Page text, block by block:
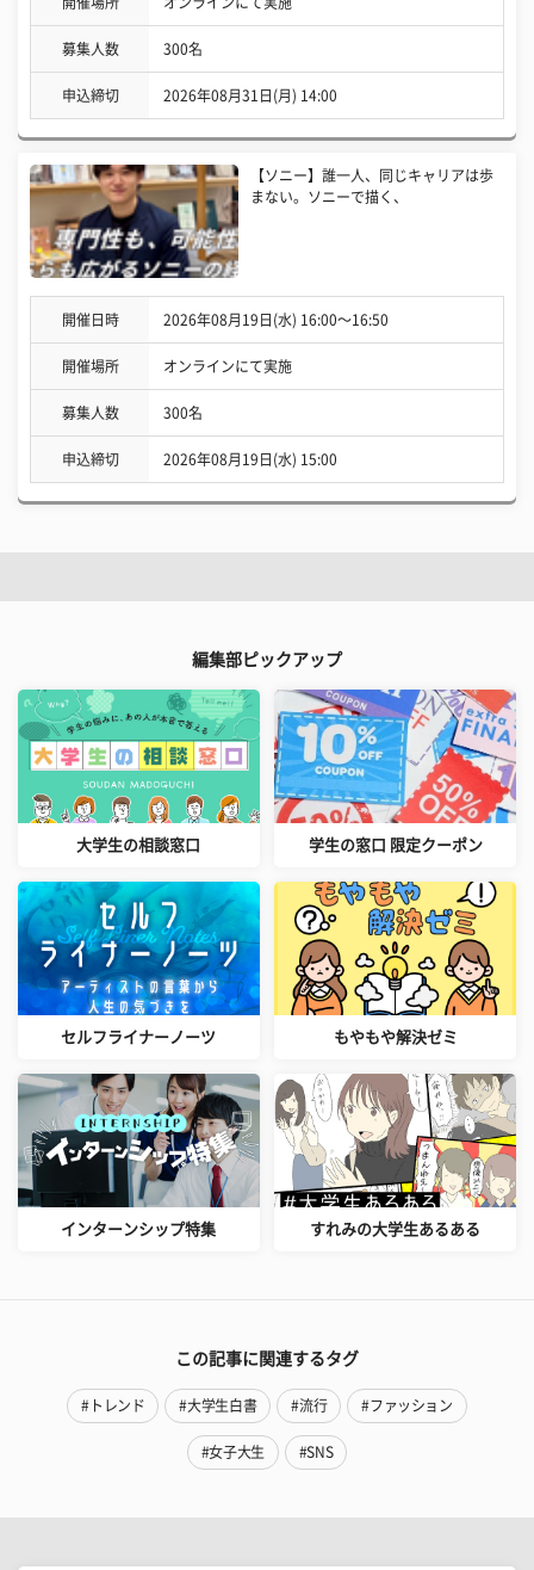
募集人数 300名
申込締切 2026年08月31日(月) 14:00
【ソニー】誰一人、同じキャリアは歩
まない。ソニーで描く、
開催日時 2026年08月19日(水) 16:00〜16:50
開催場所 オンラインにて実施
募集人数 300名
申込締切 2026年08月19日(水) 15:00
編集部ピックアップ
大学生の相談窓口 学生の窓口 限定クーポン
セルフライナーノーツ もやもや解決ゼミ
インターンシップ特集 すれみの大学生あるある
この記事に関連するタグ
#トレンド #大学生白書 #流行 #ファッション
#女子大生 #SNS